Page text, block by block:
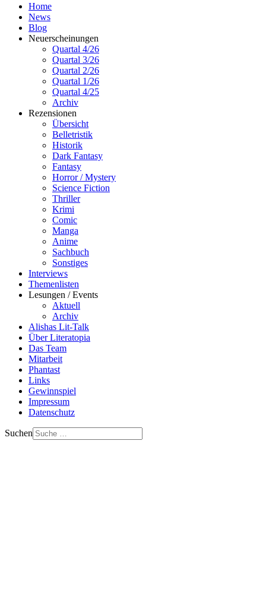
Home
News
Blog
Neuerscheinungen
Quartal 4/26
Quartal 3/26
Quartal 2/26
Quartal 1/26
Quartal 4/25
Archiv
Rezensionen
Übersicht
Belletristik
Historik
Dark Fantasy
Fantasy
Horror / Mystery
Science Fiction
Thriller
Krimi
Comic
Manga
Anime
Sachbuch
Sonstiges
Interviews
Themenlisten
Lesungen / Events
Aktuell
Archiv
Alishas Lit-Talk
Über Literatopia
Das Team
Mitarbeit
Phantast
Links
Gewinnspiel
Impressum
Datenschutz
Suchen